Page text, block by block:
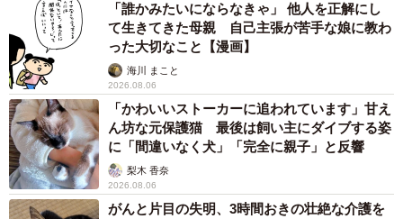
「誰かみたいにならなきゃ」 他人を正解にし
て生きてきた母親 自己主張が苦手な娘に教わ
った大切なこと【漫画】
海川 まこと
2026.08.06
「かわいいストーカーに追われています」甘え
ん坊な元保護猫 最後は飼い主にダイブする姿
に「間違いなく犬」「完全に親子」と反響
梨木 香奈
2026.08.06
がんと片目の失明、3時間おきの壮絶な介護を